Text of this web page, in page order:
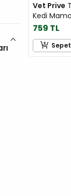
Vet Prive
Kedi
759 TL